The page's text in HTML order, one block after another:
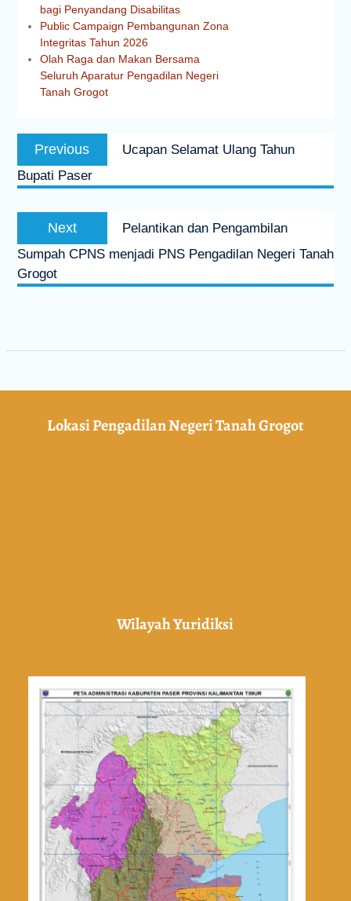
bagi Penyandang Disabilitas
Public Campaign Pembangunan Zona
Integritas Tahun 2026
Olah Raga dan Makan Bersama
Seluruh Aparatur Pengadilan Negeri
Tanah Grogot
Previous
Ucapan Selamat Ulang Tahun
Bupati Paser
Next
Pelantikan dan Pengambilan
Sumpah CPNS menjadi PNS Pengadilan Negeri Tanah
Grogot
Lokasi Pengadilan Negeri Tanah Grogot
Wilayah Yuridiksi